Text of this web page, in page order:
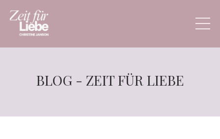
BLOG - ZEIT FÜR LIEBE